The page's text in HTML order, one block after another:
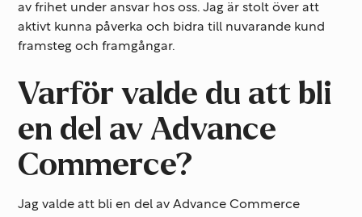
av frihet under ansvar hos oss. Jag är stolt över att
aktivt kunna påverka och bidra till nuvarande kund
framsteg och framgångar.
Varför valde du att bli
en del av Advance
Commerce?
Jag valde att bli en del av Advance Commerce